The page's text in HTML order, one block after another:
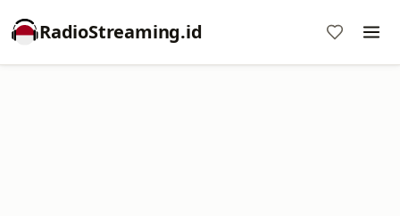
RadioStreaming.id